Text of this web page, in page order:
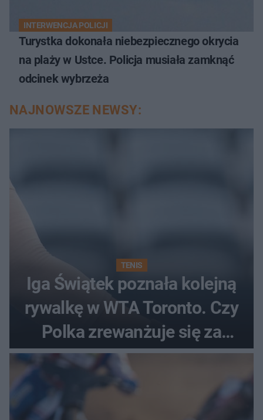
INTERWENCJA POLICJI
Turystka dokonała niebezpiecznego okrycia
na plaży w Ustce. Policja musiała zamknąć
odcinek wybrzeża
NAJNOWSZE NEWSY:
TENIS
Iga Świątek poznała kolejną
rywalkę w WTA Toronto. Czy
Polka zrewanżuje się za
ostatnią porażkę?